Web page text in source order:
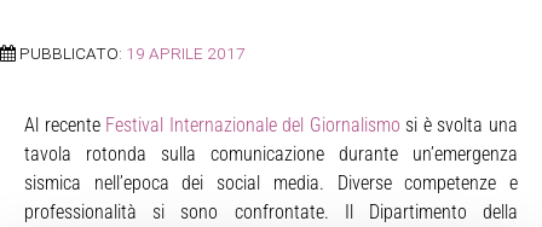
PUBBLICATO: 19 APRILE 2017
Al recente Festival Internazionale del Giornalismo si è svolta una
tavola rotonda sulla comunicazione durante un’emergenza
sismica nell’epoca dei social media. Diverse competenze e
professionalità si sono confrontate. Il Dipartimento della